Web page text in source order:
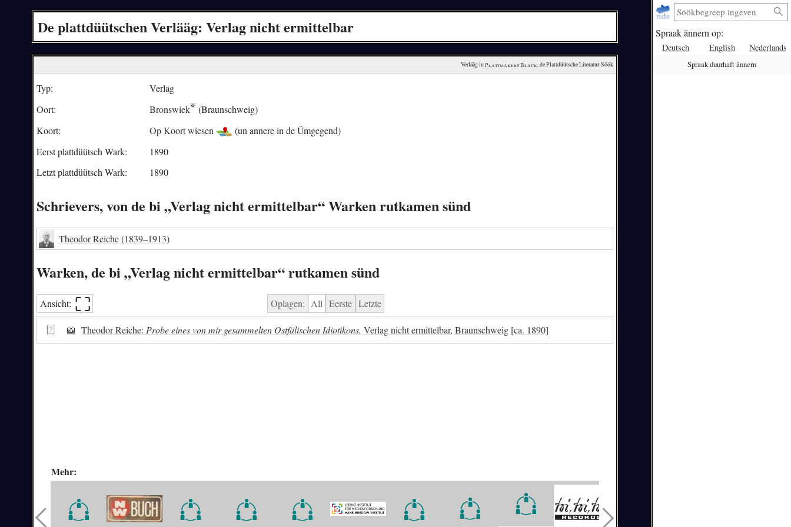
Spraak ännern op:
Deutsch English Nederlands
Spraak duurhaft ännern
De plattdüütschen Verlääg: Verlag nicht ermittelbar
Verlääg in Plattmakers Black, de Plattdüütsche Literatur-Söök
Typ:
Verlag
Oort:
Bronswiek
(Braunschweig)
Koort:
Op Koort wiesen
(un annere in de Ümgegend)
Eerst plattdüütsch Wark:
1890
Letzt plattdüütsch Wark:
1890
Schrievers, von de bi „Verlag nicht ermittelbar“ Warken rutkamen sünd
Theodor Reiche(1839–1913)
Warken, de bi „Verlag nicht ermittelbar“ rutkamen sünd
Ansicht: ⛶︎ Oplagen: All Eerste Letzte
📖 Theodor Reiche: Probe eines von mir gesammelten Ostfälischen Idiotikons. Verlag nicht ermittelbar, Braunschweig [ca. 1890]
Mehr: